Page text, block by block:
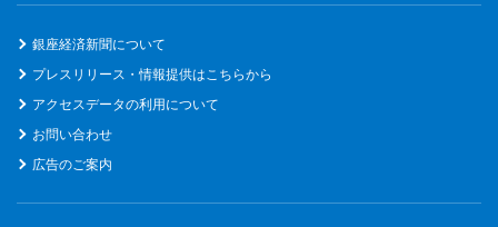
銀座経済新聞について
プレスリリース・情報提供はこちらから
アクセスデータの利用について
お問い合わせ
広告のご案内